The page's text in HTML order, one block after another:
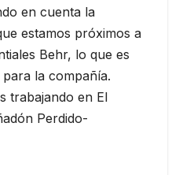
en cuenta la
estamos próximos a
Behr, lo que es
la compañía.
trabajando en El
Perdido-